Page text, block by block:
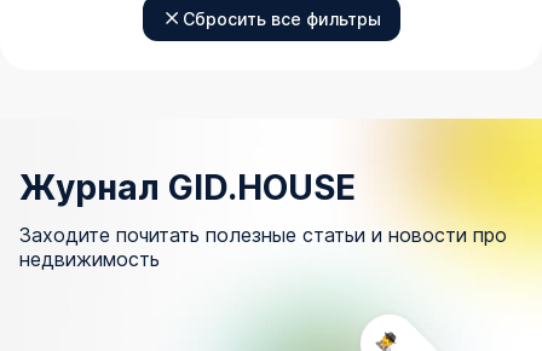
Сбросить все фильтры
Журнал GID.HOUSE
Заходите почитать полезные статьи и новости про
недвижимость